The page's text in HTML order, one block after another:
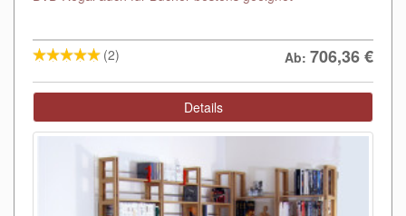
(2) Ab: 706,36€
Details